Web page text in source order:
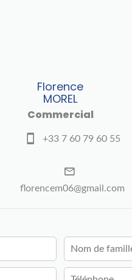
Florence
MOREL
Commercial
+33 7 60 79 60 55
florencem06@gmail.com